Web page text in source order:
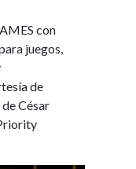
con
juegos,
de
César